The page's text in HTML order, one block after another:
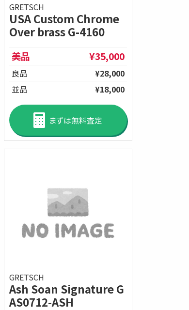
GRETSCH
USA Custom Chrome
Over brass G-4160
美品 ¥35,000
良品
¥28,000
並品
¥18,000
まずは無料査定
GRETSCH
Ash Soan Signature G
AS0712-ASH